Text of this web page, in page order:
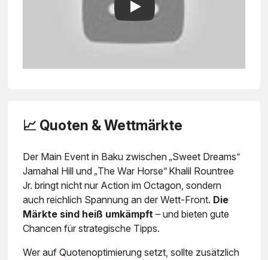
Play
📈 Quoten & Wettmärkte
Der Main Event in Baku zwischen„Sweet Dreams“
Jamahal Hill und„The War Horse“ Khalil Rountree
Jr. bringt nicht nur Action im Octagon, sondern
auch reichlich Spannung an der Wett-Front. Die
Märkte sind heiß umkämpft – und bieten gute
Chancen für strategische Tipps.
Wer auf Quotenoptimierung setzt, sollte zusätzlich